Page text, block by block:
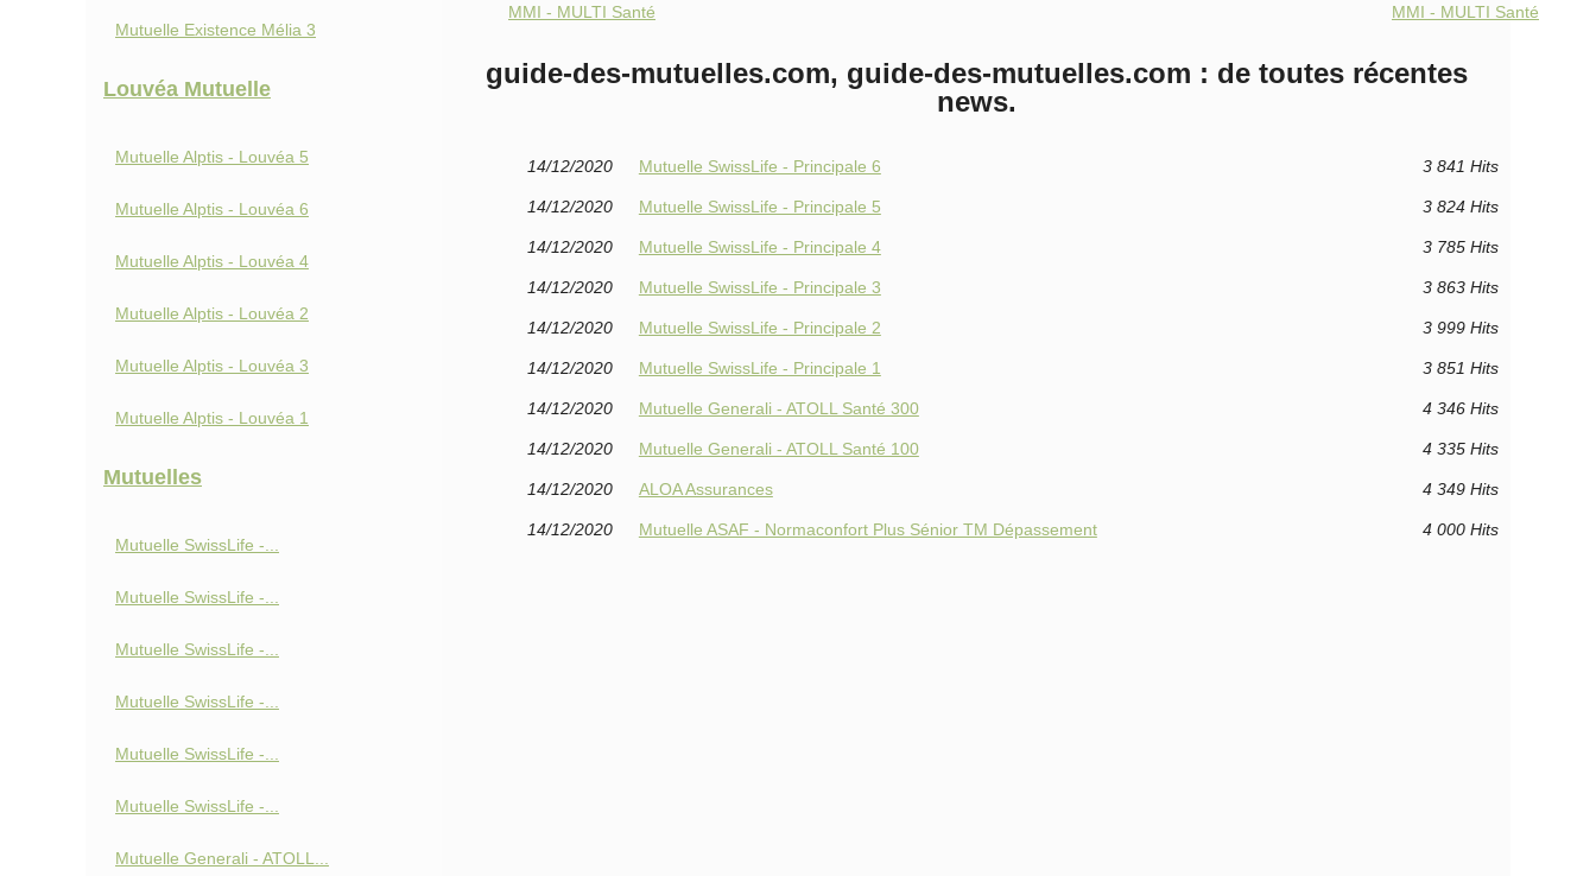
MMI - MULTI Santé MMI - MULTI Santé
guide-des-mutuelles.com, guide-des-mutuelles.com : de toutes récentes
news.
14/12/2020 Mutuelle SwissLife - Principale 6 3 841 Hits
14/12/2020 Mutuelle SwissLife - Principale 5 3 824 Hits
14/12/2020 Mutuelle SwissLife - Principale 4 3 785 Hits
14/12/2020 Mutuelle SwissLife - Principale 3 3 863 Hits
14/12/2020 Mutuelle SwissLife - Principale 2 3 999 Hits
14/12/2020 Mutuelle SwissLife - Principale 1 3 851 Hits
14/12/2020 Mutuelle Generali - ATOLL Santé 300 4 346 Hits
14/12/2020 Mutuelle Generali - ATOLL Santé 100 4 335 Hits
14/12/2020 ALOA Assurances 4 349 Hits
14/12/2020 Mutuelle ASAF - Normaconfort Plus Sénior TM Dépassement 4 000 Hits
Mutuelle Existence Mélia 3
Louvéa Mutuelle
Mutuelle Alptis - Louvéa 5
Mutuelle Alptis - Louvéa 6
Mutuelle Alptis - Louvéa 4
Mutuelle Alptis - Louvéa 2
Mutuelle Alptis - Louvéa 3
Mutuelle Alptis - Louvéa 1
Mutuelles
Mutuelle SwissLife -...
Mutuelle SwissLife -...
Mutuelle SwissLife -...
Mutuelle SwissLife -...
Mutuelle SwissLife -...
Mutuelle SwissLife -...
Mutuelle Generali - ATOLL...